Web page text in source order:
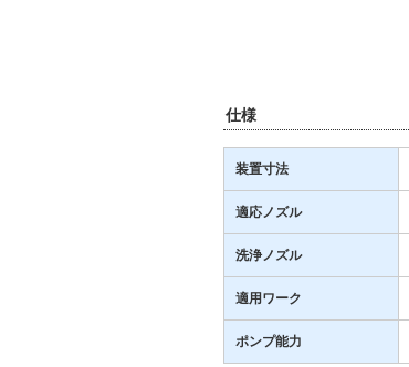
仕様
装置寸法
適応ノズル
洗浄ノズル
適用ワーク
ポンプ能力